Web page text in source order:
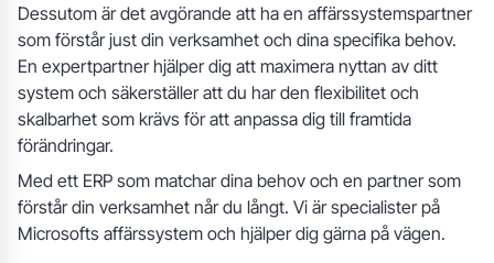
Dessutom är det avgörande att ha en affärssystemspartner
som förstår just din verksamhet och dina specifika behov.
En expertpartner hjälper dig att maximera nyttan av ditt
system och säkerställer att du har den flexibilitet och
skalbarhet som krävs för att anpassa dig till framtida
förändringar.
Med ett ERP som matchar dina behov och en partner som
förstår din verksamhet når du långt. Vi är specialister på
Microsofts affärssystem och hjälper dig gärna på vägen.